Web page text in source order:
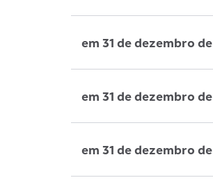
em 31 de dezembro de
em 31 de dezembro de
em 31 de dezembro de